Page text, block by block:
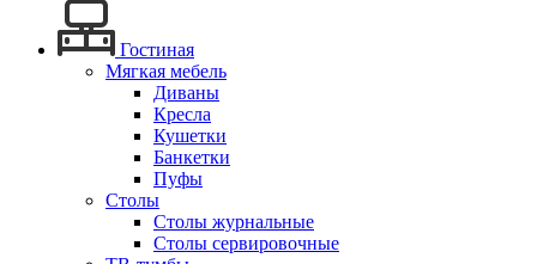
Гостиная
Мягкая мебель
Диваны
Кресла
Кушетки
Банкетки
Пуфы
Столы
Столы журнальные
Столы сервировочные